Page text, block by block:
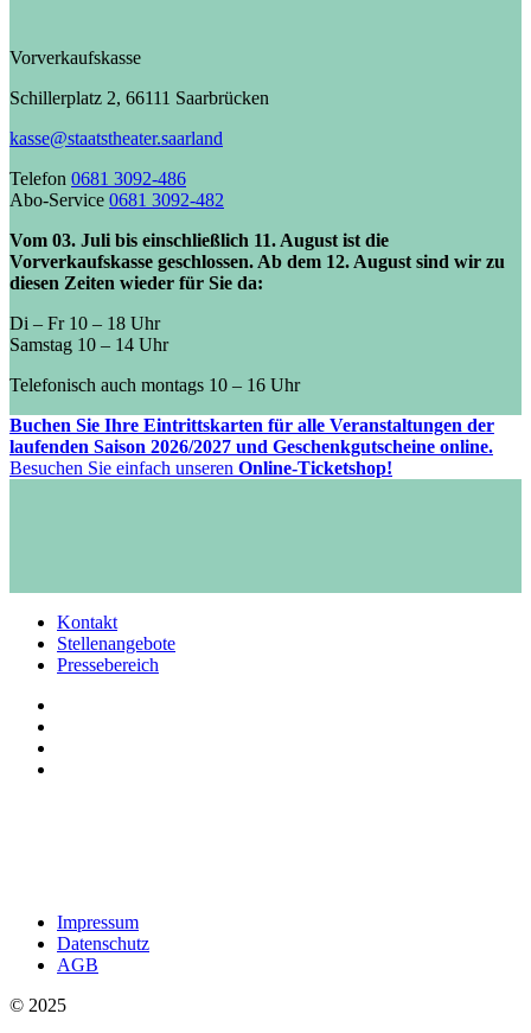
Vorverkaufskasse
Schillerplatz 2, 66111 Saarbrücken
kasse@staatstheater.saarland
Telefon 0681 3092-486
Abo-Service 0681 3092-482
Vom 03. Juli bis einschließlich 11. August ist die
Vorverkaufskasse geschlossen. Ab dem 12. August sind wir zu
diesen Zeiten wieder für Sie da:
Di – Fr 10 – 18 Uhr
Samstag 10 – 14 Uhr
Telefonisch auch montags 10 – 16 Uhr
Buchen Sie Ihre Eintrittskarten für alle Veranstaltungen der
laufenden Saison 2026/2027 und Geschenkgutscheine online.
Besuchen Sie einfach unseren Online-Ticketshop!
Kontakt
Stellenangebote
Pressebereich
Impressum
Datenschutz
AGB
© 2025